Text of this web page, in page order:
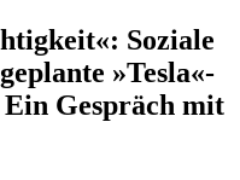
Soziale
»Tesla«-
Gespräch mit